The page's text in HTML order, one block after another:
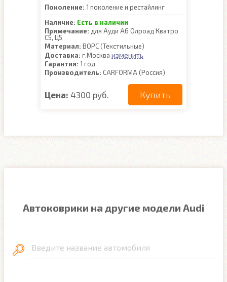
Поколение: 1 поколение и рестайлинг
Наличие: Есть в наличии
Примечание: для Ауди А6 Олроад Кватро
С5, Ц5
Материал: ВОРС (Текстильные)
Доставка: г.Москва изменить
Гарантия: 1 год
Производитель: CARFORMA (Россия)
Цена: 4300 руб. Купить
Автоковрики на другие модели Audi
Введите название автомобиля